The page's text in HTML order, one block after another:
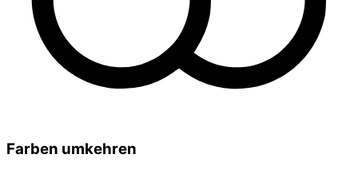
Farben umkehren